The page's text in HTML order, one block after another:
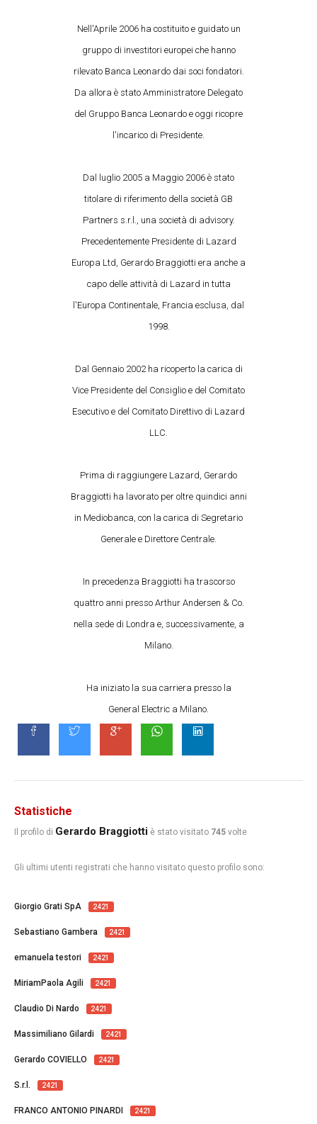
Nell'Aprile 2006 ha costituito e guidato un
gruppo di investitori europei che hanno
rilevato Banca Leonardo dai soci fondatori.
Da allora è stato Amministratore Delegato
del Gruppo Banca Leonardo e oggi ricopre
l'incarico di Presidente.
Dal luglio 2005 a Maggio 2006 è stato
titolare di riferimento della società GB
Partners s.r.l., una società di advisory.
Precedentemente Presidente di Lazard
Europa Ltd, Gerardo Braggiotti era anche a
capo delle attività di Lazard in tutta
l'Europa Continentale, Francia esclusa, dal
1998.
Dal Gennaio 2002 ha ricoperto la carica di
Vice Presidente del Consiglio e del Comitato
Esecutivo e del Comitato Direttivo di Lazard
LLC.
Prima di raggiungere Lazard, Gerardo
Braggiotti ha lavorato per oltre quindici anni
in Mediobanca, con la carica di Segretario
Generale e Direttore Centrale.
In precedenza Braggiotti ha trascorso
quattro anni presso Arthur Andersen & Co.
nella sede di Londra e, successivamente, a
Milano.
Ha iniziato la sua carriera presso la
General Electric a Milano.
Statistiche
Il profilo di Gerardo Braggiotti è stato visitato 745 volte
Gli ultimi utenti registrati che hanno visitato questo profilo sono:
Giorgio Grati SpA 2421
Sebastiano Gambera 2421
emanuela testori 2421
MiriamPaola Agili 2421
Claudio Di Nardo 2421
Massimiliano Gilardi 2421
Gerardo COVIELLO 2421
S.r.l. 2421
FRANCO ANTONIO PINARDI 2421